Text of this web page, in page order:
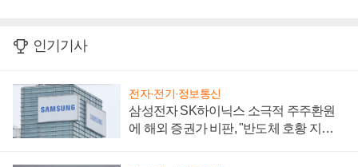
인기기사
전자·전기·정보통신
삼성전자 SK하이닉스 소극적 주주환원
에 해외 증권가 비판, "반도체 호황 지속